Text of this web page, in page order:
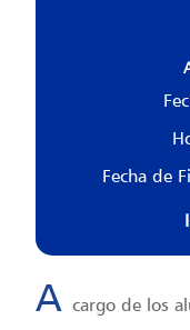
Fecha de
A cargo de los